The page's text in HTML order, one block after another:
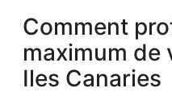
Comment
maximum de
Iles Canaries